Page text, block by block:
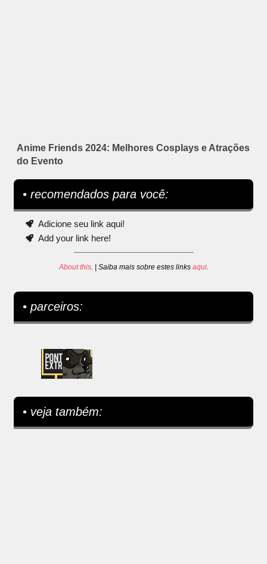
Anime Friends 2024: Melhores Cosplays e Atrações
do Evento
• recomendados para você:
Adicione seu link aqui!
Add your link here!
About this. | Saiba mais sobre estes links aqui.
• parceiros:
• veja também: